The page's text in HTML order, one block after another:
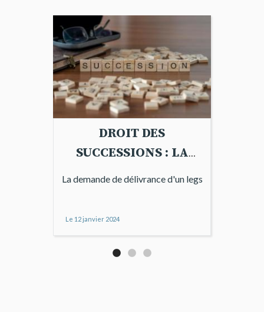
DROIT DES
SUCCESSIONS : LA
DEMANDE DE
La demande de délivrance d'un legs
Le 12 janvier 2024